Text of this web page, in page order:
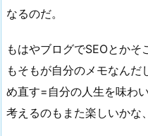
なるのだ。
もはやブログでSEOとか
もそもが自分のメモなんだ
め直す=自分の人生を味わ
考えるのもまた楽しいかな